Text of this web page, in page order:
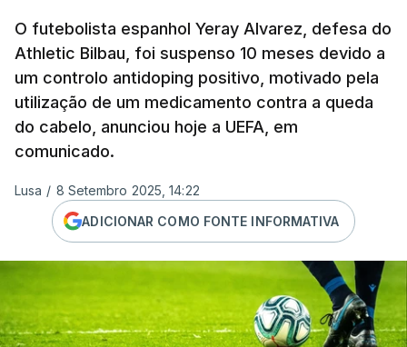
O futebolista espanhol Yeray Alvarez, defesa do
Athletic Bilbau, foi suspenso 10 meses devido a
um controlo antidoping positivo, motivado pela
utilização de um medicamento contra a queda
do cabelo, anunciou hoje a UEFA, em
comunicado.
Lusa / 8 Setembro 2025, 14:22
ADICIONAR COMO FONTE INFORMATIVA